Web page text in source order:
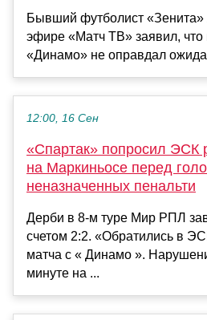
Бывший футболист «Зенита»
эфире «Матч ТВ» заявил,
«Динамо» не оправдал
12:00, 16 Сен
«Спартак» попросил ЭСК
на Маркиньосе перед
неназначенных пенальти
Дерби в 8-м туре Мир РПЛ
счетом 2:2. «Обратились в
матча с « Динамо ».
минуте на ...